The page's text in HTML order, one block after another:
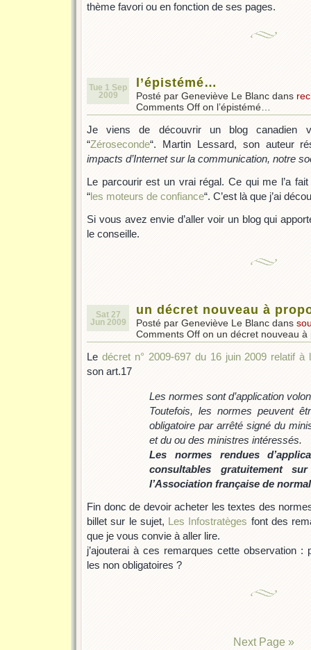
thème favori ou en fonction de ses pages.
Tue 1 Sep
2009
l’épistémé…
Posté par Geneviève Le Blanc dans
Comments Off on l’épistémé…
Je viens de découvrir un blog canadien
“Zéroseconde“. Martin Lessard, son auteur
impacts d’Internet sur la communication, notre
Le parcourir est un vrai régal. Ce qui me l’a
“les moteurs de confiance“. C’est là que j’ai
Si vous avez envie d’aller voir un blog qui
le conseille.
Sat 27
Jun 2009
un décret nouveau à
Posté par Geneviève Le Blanc dans
Comments Off on un décret nouveau
Le décret n° 2009-697 du 16 juin 2009 relatif à
son art.17
Les normes sont d’application
Toutefois, les normes peuvent
obligatoire par arrêté signé du
et du ou des ministres intéressés.
Les normes rendues
consultables gratuitement
l’Association française de
Fin donc de devoir acheter les textes des
billet sur le sujet, Les Infostratèges font des
que je vous convie à aller lire.
j’ajouterai à ces remarques cette observation :
les non obligatoires ?
Next Page »